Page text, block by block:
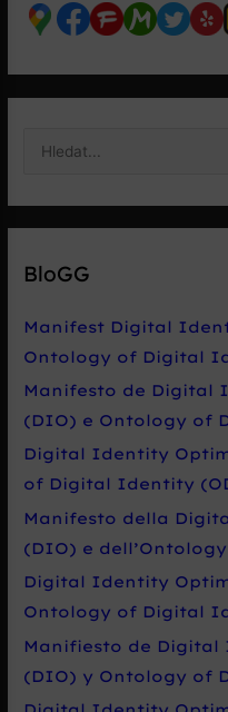
h
l
a
t
p
r
BloGG
Manifest Digital
Ontology of Digital
Manifesto de Digital
(DIO) e Ontology of
Digital Identity
of Digital Identity
Manifesto della
(DIO) e
Digital Identity
Ontology of Digital
Manifiesto de
(DIO) y Ontology of